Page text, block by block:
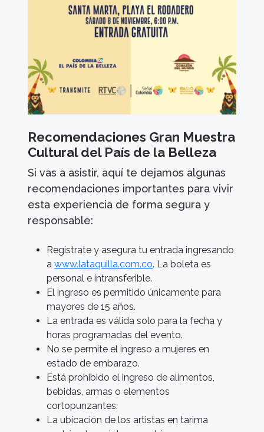
Recomendaciones Gran Muestra
Cultural del País de la Belleza
Si vas a asistir, aquí te dejamos algunas
recomendaciones importantes para vivir
esta experiencia de forma segura y
responsable:
Regístrate y asegura tu entrada ingresando
awww.lataquilla.com.co. La boleta es
personal e intransferible.
El ingreso es permitido únicamente para
mayores de 15 años.
La entrada es válida solo para la fecha y
horas programadas del evento.
No se permite el ingreso a mujeres en
estado de embarazo.
Está prohibido el ingreso de alimentos,
bebidas, armas o elementos
cortopunzantes.
La ubicación de los artistas en tarima